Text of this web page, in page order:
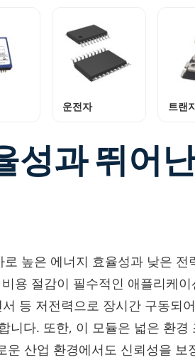
운전자 트랜
성과 뛰어
높은 에너지 효율성과 낮은 전
용 절감이 필수적인 애플리케이
등 저전력으로 장시간 구동되
니다. 또한, 이 모듈은 넓은 환경
산업 환경에서도 신뢰성을 보